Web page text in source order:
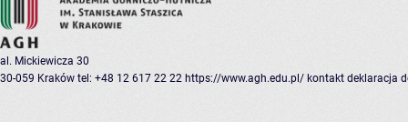
al. Mickiewicza 30
30-059 Kraków tel: +48 12 617 22 22 https://www.agh.edu.pl/ kontakt deklaracja